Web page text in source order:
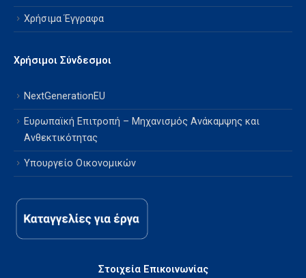
Χρήσιμα Έγγραφα
Χρήσιμοι Σύνδεσμοι
NextGenerationEU
Ευρωπαϊκή Επιτροπή – Μηχανισμός Ανάκαμψης και
Ανθεκτικότητας
Υπουργείο Οικονομικών
Στοιχεία Επικοινωνίας